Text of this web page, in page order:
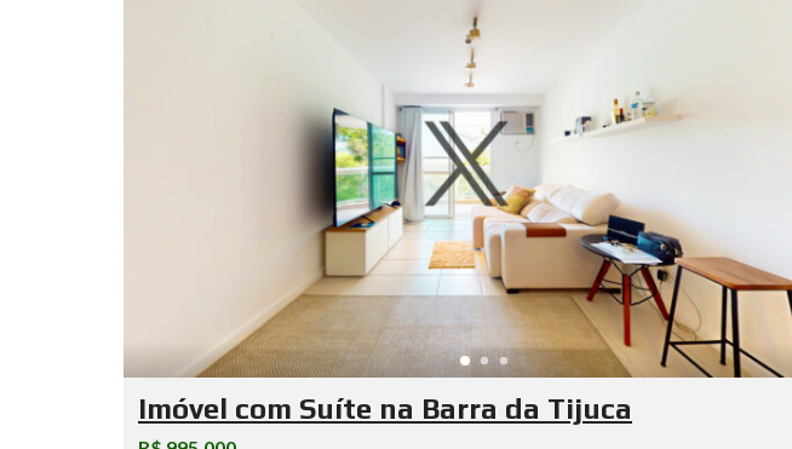
Imóvel com Suíte na Barra da Tijuca